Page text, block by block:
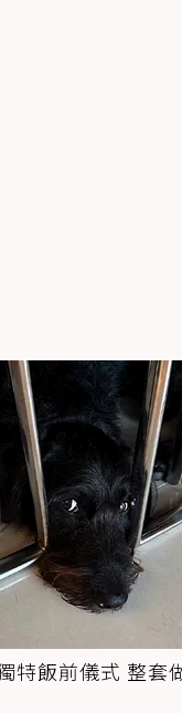
特飯前儀式 整套